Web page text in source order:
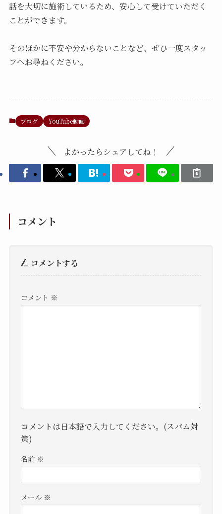
話を大切に施術しているため、安心して受けていただく
ことができます。
そのほかに不安や分からないことなど、ぜひ一度スタッ
フへお尋ねください。
ブログ YouTube動画
よかったらシェアしてね！
コメント
コメントする
コメント ※
コメントは日本語で入力してください。(スパム対
策)
名前 ※
メール ※